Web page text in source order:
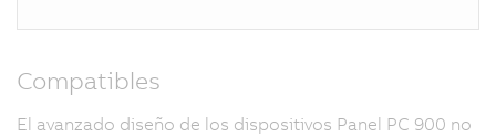
Compatibles
El avanzado diseño de los dispositivos Panel PC 900 no